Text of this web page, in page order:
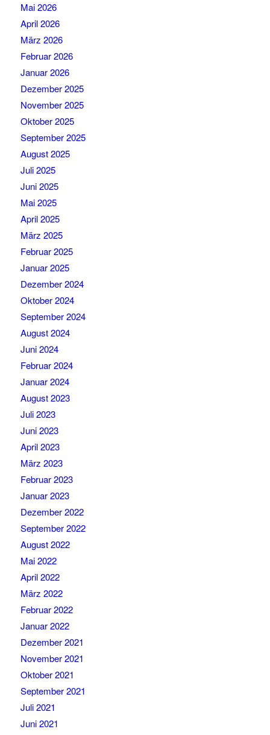
Mai 2026
April 2026
März 2026
Februar 2026
Januar 2026
Dezember 2025
November 2025
Oktober 2025
September 2025
August 2025
Juli 2025
Juni 2025
Mai 2025
April 2025
März 2025
Februar 2025
Januar 2025
Dezember 2024
Oktober 2024
September 2024
August 2024
Juni 2024
Februar 2024
Januar 2024
August 2023
Juli 2023
Juni 2023
April 2023
März 2023
Februar 2023
Januar 2023
Dezember 2022
September 2022
August 2022
Mai 2022
April 2022
März 2022
Februar 2022
Januar 2022
Dezember 2021
November 2021
Oktober 2021
September 2021
Juli 2021
Juni 2021